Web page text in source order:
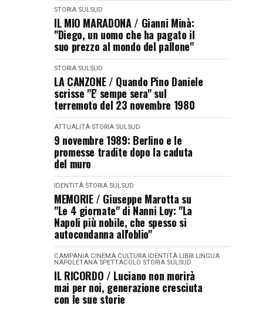
STORIA SULSUD
IL MIO MARADONA / Gianni Minà:
"Diego, un uomo che ha pagato il
suo prezzo al mondo del pallone"
STORIA SULSUD
LA CANZONE / Quando Pino Daniele
scrisse "E' sempe sera" sul
terremoto del 23 novembre 1980
ATTUALITÀ STORIA SULSUD
9 novembre 1989: Berlino e le
promesse tradite dopo la caduta
del muro
IDENTITÀ STORIA SULSUD
MEMORIE / Giuseppe Marotta su
"Le 4 giornate" di Nanni Loy: "La
Napoli più nobile, che spesso si
autocondanna all'oblio"
CAMPANIA CINEMA CULTURA IDENTITÀ LIBRI LINGUA
NAPOLETANA SPETTACOLO STORIA SULSUD
IL RICORDO / Luciano non morirà
mai per noi, generazione cresciuta
con le sue storie